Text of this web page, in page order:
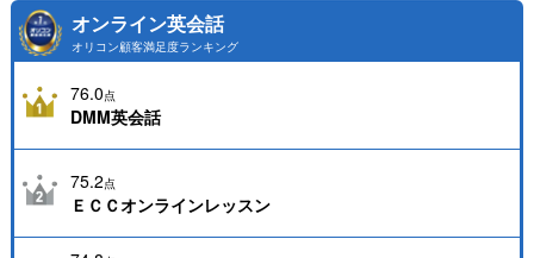
オンライン英会話
オリコン顧客満足度ランキング
76.0点
DMM英会話
75.2点
ＥＣＣオンラインレッスン